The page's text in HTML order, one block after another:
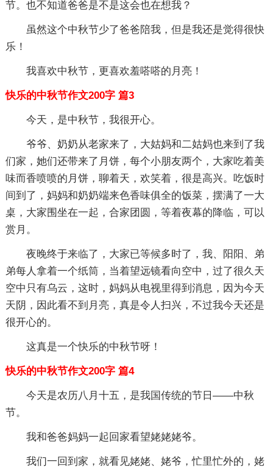
节。也不知道爸爸是不是这会也在想我？
虽然这个中秋节少了爸爸陪我，但是我还是觉得很快
乐！
我喜欢中秋节，更喜欢羞嗒嗒的月亮！
快乐的中秋节作文200字 篇3
今天，是中秋节，我很开心。
爷爷、奶奶从老家来了，大姑妈和二姑妈也来到了我
们家，她们还带来了月饼，每个小朋友两个，大家吃着美
味而香喷喷的月饼，聊着天，欢笑着，很是高兴。吃饭时
间到了，妈妈和奶奶端来色香味俱全的饭菜，摆满了一大
桌，大家围坐在一起，合家团圆，等着夜幕的降临，可以
赏月。
夜晚终于来临了，大家已等候多时了，我、阳阳、弟
弟每人拿着一个纸筒，当着望远镜看向空中，过了很久天
空中只有乌云，这时，妈妈从电视里得到消息，因为今天
天阴，因此看不到月亮，真是令人扫兴，不过我今天还是
很开心的。
这真是一个快乐的中秋节呀！
快乐的中秋节作文200字 篇4
今天是农历八月十五，是我国传统的节日——中秋
节。
我和爸爸妈妈一起回家看望姥姥姥爷。
我们一回到家，就看见姥姥、姥爷，忙里忙外的，姥